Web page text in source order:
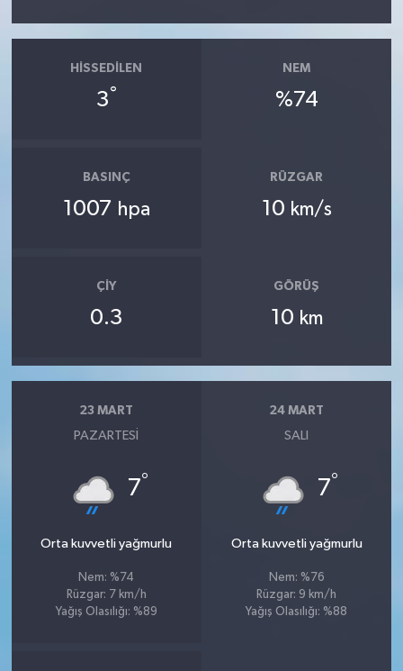
HISSEDILEN
3°
NEM
%74
BASINÇ
1007 hpa
RÜZGAR
10 km/s
ÇIY
0.3
GÖRÜŞ
10 km
23 MART
PAZARTESI
7°
Orta kuvvetli yağmurlu
Nem: %74
Rüzgar: 7 km/h
Yağış Olasılığı: %89
24 MART
SALI
7°
Orta kuvvetli yağmurlu
Nem: %76
Rüzgar: 9 km/h
Yağış Olasılığı: %88